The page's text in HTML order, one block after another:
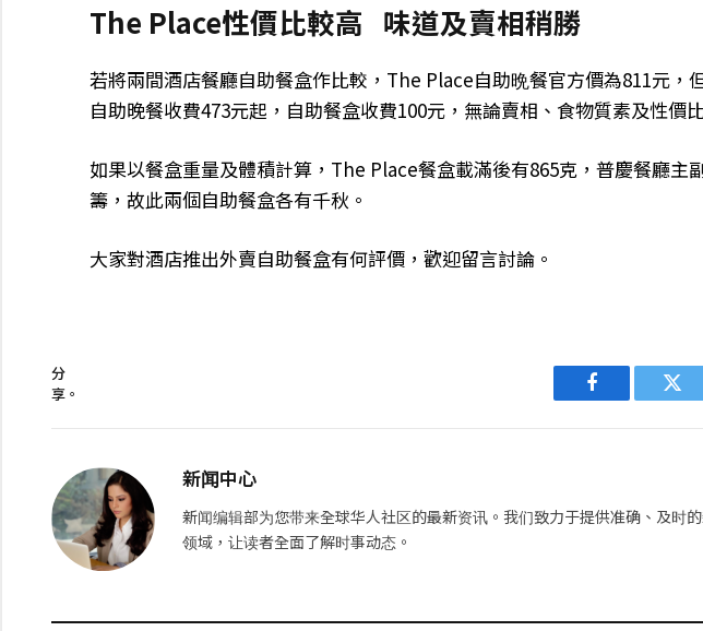
The Place性價比較高 味道及賣相稍勝
若將兩間酒店餐廳自助餐盒作比較，The Place自助晩餐官方價為811元，
自助晚餐收費473元起，自助餐盒收費100元，無論賣相、食物質素及性價
如果以餐盒重量及體積計算，The Place餐盒載滿後有865克，普慶餐廳主
籌，故此兩個自助餐盒各有千秋。
大家對酒店推出外賣自助餐盒有何評價，歡迎留言討論。
分
享。
Facebook
新闻中心
新闻编辑部为您带来全球华人社区的最新资讯。我们致力于提供准确、及时
领域，让读者全面了解时事动态。